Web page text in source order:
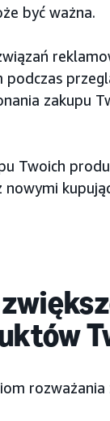
być ważna.
zakupu
Twoich
rozważania